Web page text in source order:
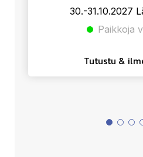
30.-31.10.2027
Paikkoja
Tutustu &